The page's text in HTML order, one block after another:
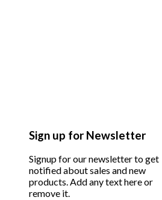
Sign up for Newsletter
Signup for our newsletter to get
notified about sales and new
products. Add any text here or
remove it.